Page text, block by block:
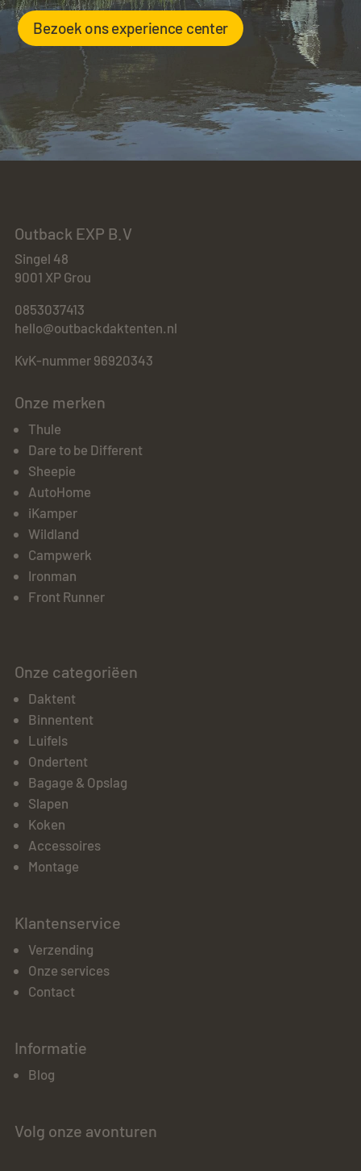
Bezoek ons experience center
Outback EXP B.V
Singel 48
9001 XP Grou
0853037413
hello@outbackdaktenten.nl
KvK-nummer 96920343
Onze merken
Thule
Dare to be Different
Sheepie
AutoHome
iKamper
Wildland
Campwerk
Ironman
Front Runner
Onze categoriëen
Daktent
Binnentent
Luifels
Ondertent
Bagage & Opslag
Slapen
Koken
Accessoires
Montage
Klantenservice
Verzending
Onze services
Contact
Informatie
Blog
Volg onze avonturen